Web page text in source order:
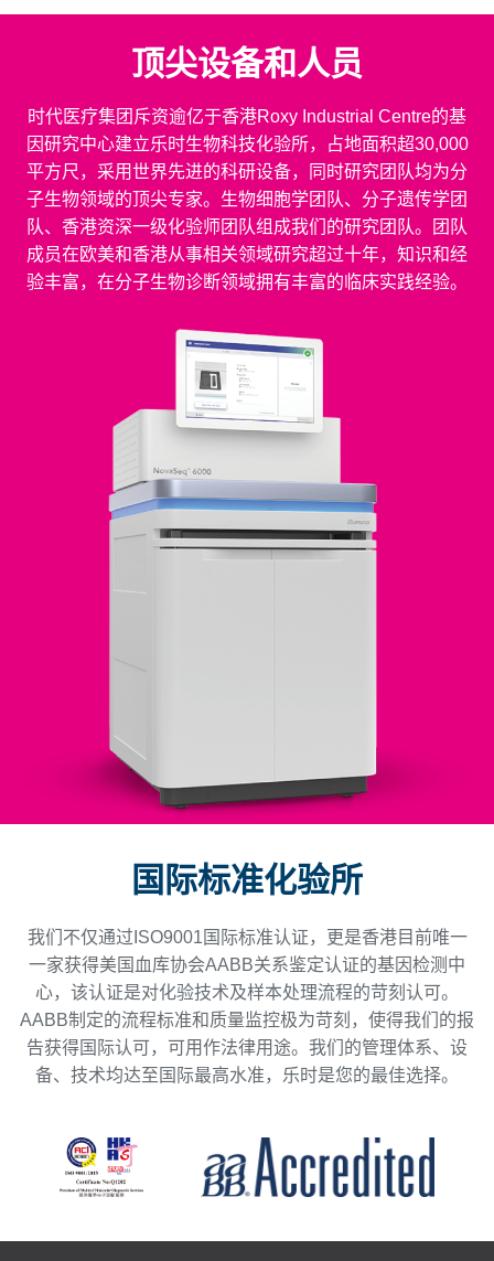
顶尖设备和人员
时代医疗集团斥资逾亿于香港Roxy Industrial Centre的基
因研究中心建立乐时生物科技化验所，占地面积超30,000
平方尺，采用世界先进的科研设备，同时研究团队均为分
子生物领域的顶尖专家。生物细胞学团队、分子遗传学团
队、香港资深一级化验师团队组成我们的研究团队。团队
成员在欧美和香港从事相关领域研究超过十年，知识和经
验丰富，在分子生物诊断领域拥有丰富的临床实践经验。
国际标准化验所
我们不仅通过ISO9001国际标准认证，更是香港目前唯一
一家获得美国血库协会AABB关系鉴定认证的基因检测中
心，该认证是对化验技术及样本处理流程的苛刻认可。
AABB制定的流程标准和质量监控极为苛刻，使得我们的报
告获得国际认可，可用作法律用途。我们的管理体系、设
备、技术均达至国际最高水准，乐时是您的最佳选择。